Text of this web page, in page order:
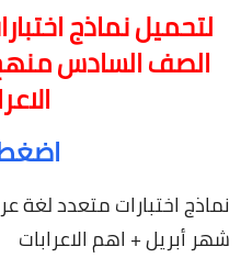
لتحميل نماذج
الصف السادس
نماذج اختبارات متعدد
شهر أبريل + اهم الاعرابات